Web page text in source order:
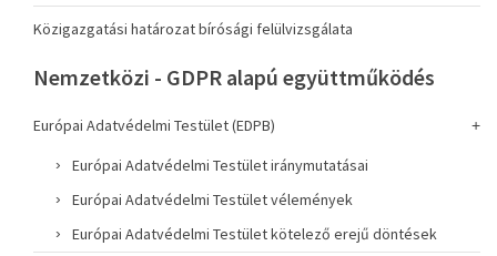
Közigazgatási határozat bírósági felülvizsgálata
Nemzetközi - GDPR alapú együttműködés
Európai Adatvédelmi Testület (EDPB)
Európai Adatvédelmi Testület iránymutatásai
Európai Adatvédelmi Testület vélemények
Európai Adatvédelmi Testület kötelező erejű döntések